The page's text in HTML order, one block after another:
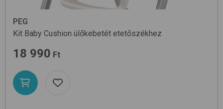
PEG
Kit Baby Cushion ülőkebetét etetőszékhez
18 990 Ft